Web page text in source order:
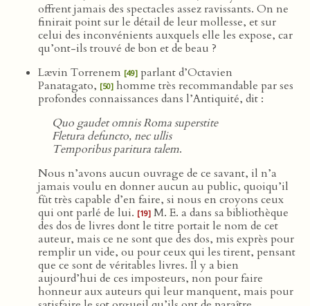
offrent jamais des spectacles assez ravissants. On ne
finirait point sur le détail de leur mollesse, et sur
celui des inconvénients auxquels elle les expose, car
qu’ont-ils trouvé de bon et de beau ?
Lævin Torrenem [49] parlant d’Octavien
Panatagato, [50] homme très recommandable par ses
profondes connaissances dans l’Antiquité, dit :
Quo gaudet omnis Roma superstite
Fletura defuncto, nec ullis
Temporibus paritura talem.
Nous n’avons aucun ouvrage de ce savant, il n’a
jamais voulu en donner aucun au public, quoiqu’il
fût très capable d’en faire, si nous en croyons ceux
qui ont parlé de lui. [19] M. E. a dans sa bibliothèque
des dos de livres dont le titre portait le nom de cet
auteur, mais ce ne sont que des dos, mis exprès pour
remplir un vide, ou pour ceux qui les tirent, pensant
que ce sont de véritables livres. Il y a bien
aujourd’hui de ces imposteurs, non pour faire
honneur aux auteurs qui leur manquent, mais pour